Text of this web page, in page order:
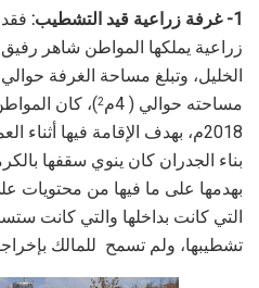
1- غرفة زراعية قيد التشطيب:
زراعية يملكها المواطن شاهر
الخليل، وتبلغ مساحة الغرفة حوالي
مساحته حوالي ( 4م
2)، كان
2018م، بهدف الإقامة فيها
بناء الجدران كان ينوي سقفها
بهدمها على ما فيها من محتويات على
التي كانت بداخلها والتي كانت
تشطيبها، ولم تسمح للمالك